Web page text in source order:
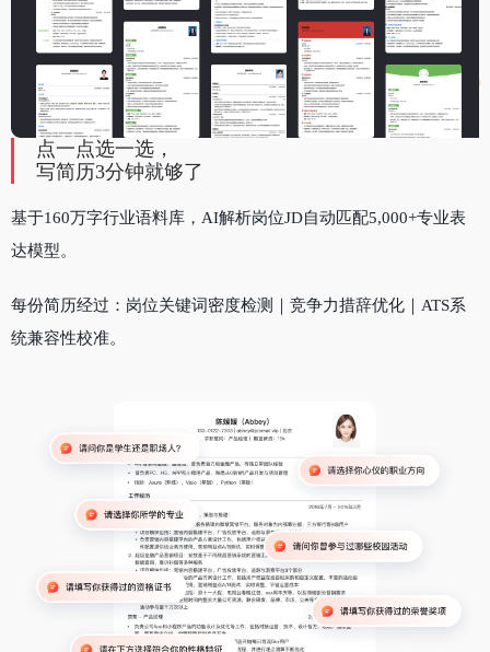
点一点选一选，
写简历3分钟就够了
基于160万字行业语料库，AI解析岗位JD自动匹配5,000+专业表
达模型。
每份简历经过：岗位关键词密度检测｜竞争力措辞优化｜ATS系
统兼容性校准。